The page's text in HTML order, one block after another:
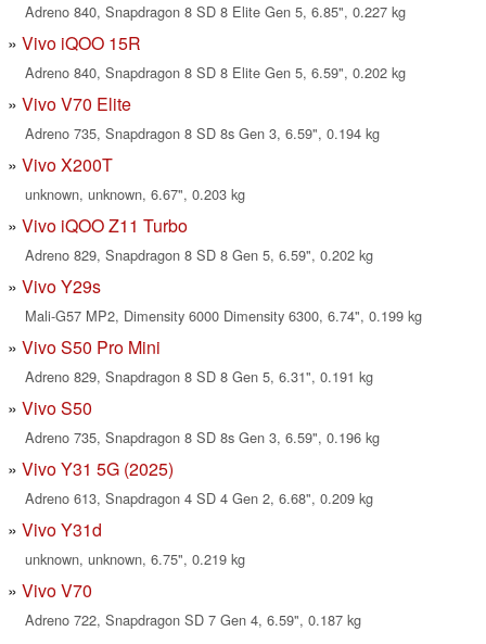
Adreno 840, Snapdragon 8 SD 8 Elite Gen 5, 6.85", 0.227 kg
Vivo iQOO 15R
Adreno 840, Snapdragon 8 SD 8 Elite Gen 5, 6.59", 0.202 kg
Vivo V70 Elite
Adreno 735, Snapdragon 8 SD 8s Gen 3, 6.59", 0.194 kg
Vivo X200T
unknown, unknown, 6.67", 0.203 kg
Vivo iQOO Z11 Turbo
Adreno 829, Snapdragon 8 SD 8 Gen 5, 6.59", 0.202 kg
Vivo Y29s
Mali-G57 MP2, Dimensity 6000 Dimensity 6300, 6.74", 0.199 kg
Vivo S50 Pro Mini
Adreno 829, Snapdragon 8 SD 8 Gen 5, 6.31", 0.191 kg
Vivo S50
Adreno 735, Snapdragon 8 SD 8s Gen 3, 6.59", 0.196 kg
Vivo Y31 5G (2025)
Adreno 613, Snapdragon 4 SD 4 Gen 2, 6.68", 0.209 kg
Vivo Y31d
unknown, unknown, 6.75", 0.219 kg
Vivo V70
Adreno 722, Snapdragon SD 7 Gen 4, 6.59", 0.187 kg